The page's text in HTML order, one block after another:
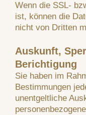
Wenn die SSL-
ist, können die
nicht von Dritten
Auskunft,
Berichtigung
Sie haben im
Bestimmungen
unentgeltliche